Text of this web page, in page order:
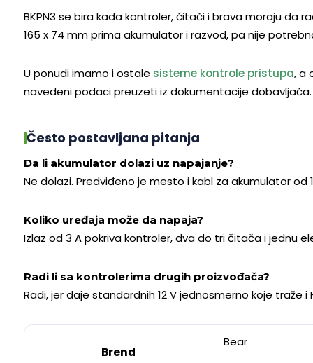
BKPN3 se bira kada kontroler, čitači i brava moraju da
165 x 74 mm prima akumulator i razvod, pa nije
U ponudi imamo i ostale sisteme kontrole pristupa, a
navedeni podaci preuzeti iz dokumentacije dobavljača.
Često postavljana pitanja
Da li akumulator dolazi uz napajanje?
Ne dolazi. Predviđeno je mesto i kabl za akumulator od
Koliko uređaja može da napaja?
Izlaz od 3 A pokriva kontroler, dva do tri čitača i jednu
Radi li sa kontrolerima drugih proizvođača?
Radi, jer daje standardnih 12 V jednosmerno koje traže i
Brend
Bear